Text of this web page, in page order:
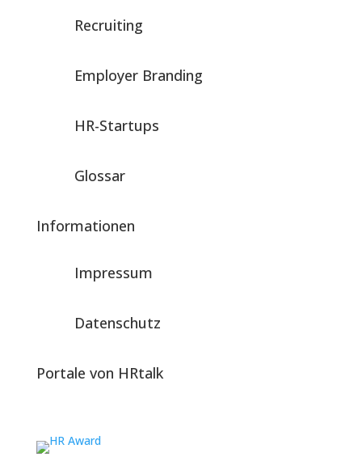
Recruiting
Employer Branding
HR-Startups
Glossar
Informationen
Impressum
Datenschutz
Portale von HRtalk